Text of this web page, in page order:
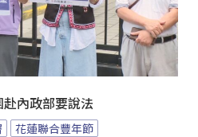
內政部要說法
花蓮聯合豐年節